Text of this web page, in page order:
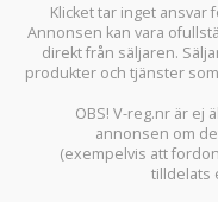
Klicket tar inget
Annonsen kan vara
direkt från säljaren.
produkter och tjänster
OBS! V-reg.nr är ej
annonsen om
(exempelvis att
tilldelats